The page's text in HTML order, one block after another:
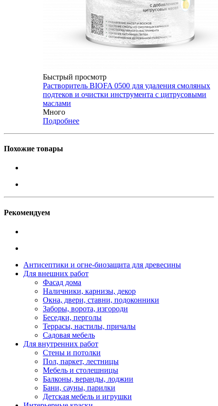
Быстрый просмотр
Растворитель BIOFA 0500 для удаления смоляных
подтеков и очистки инструмента с цитрусовыми
маслами
Много
Подробнее
Похожие товары
Рекомендуем
Антисептики и огне-биозащита для древесины
Для внешних работ
Фасад дома
Наличники, карнизы, декор
Окна, двери, ставни, подоконники
Заборы, ворота, изгороди
Беседки, перголы
Террасы, настилы, причалы
Садовая мебель
Для внутренних работ
Стены и потолки
Пол, паркет, лестницы
Мебель и столешницы
Балконы, веранды, лоджии
Бани, сауны, парилки
Детская мебель и игрушки